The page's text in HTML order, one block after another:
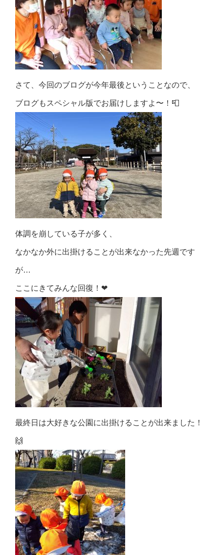
さて、今回のブログが今年最後ということなので、
ブログもスペシャル版でお届けしますよ〜！📮
体調を崩している子が多く、
なかなか外に出掛けることが出来なかった先週です
が…
ここにきてみんな回復！❤
最終日は大好きな公園に出掛けることが出来ました！
🙌